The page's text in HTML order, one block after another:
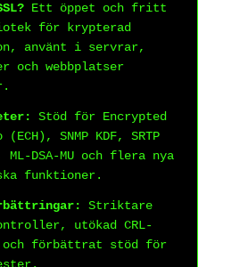
Ett öppet och fritt
för krypterad
använt i servrar,
och webbplatser
Stöd för Encrypted
SNMP KDF, SRTP
ML-DSA-MU och flera nya
funktioner.
Striktare
utökad CRL-
förbättrat stöd för